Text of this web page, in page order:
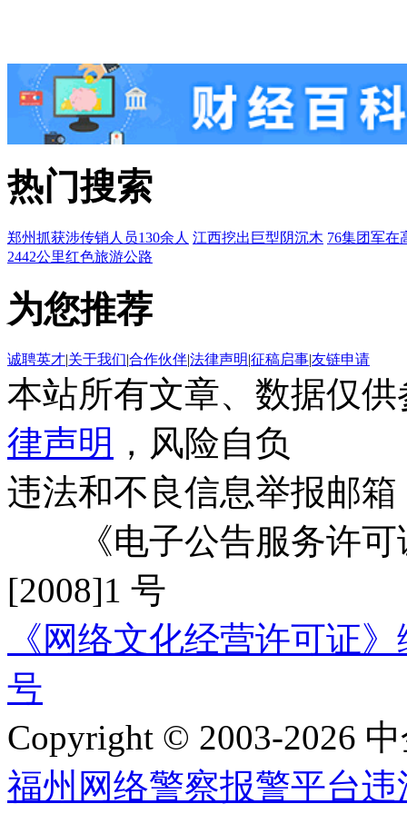
热门搜索
郑州抓获涉传销人员130余人 江西挖出巨型阴沉木 76集团军在
2442公里红色旅游公路
为您推荐
诚聘英才|关于我们|合作伙伴|法律声明|征稿启事|友链申请
本站所有文章、数据仅
律声明 ，风险自负
违法和不良信息举报邮箱
《电子公告服务许可
[2008]1 号
《网络文化经营许可证
号
Copyright © 2003-2026
福州网络警察报警平台违